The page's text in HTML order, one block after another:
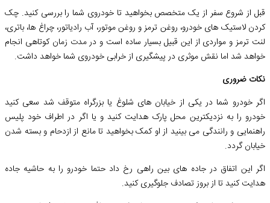
قبل از شروع سفر از یک متخصص بخواهید تا خودروی شما را بررسی کنید. چک
کردن لاستیک های خودرو، روغن ترمز و روغن موتور، آب رادیاتور، چراغ ها، باتری،
لنت ترمز و مواردی از این قبیل بسیار ساده است و در مدت زمان کوتاهی انجام
خواهد شد اما نقش موثری در پیشگیری از خرابی خودروی شما خواهد داشت.
نکات ضروری
اگر خودرو شما در یکی از خیابان های شلوغ یا بزرگراه متوقف شد سعی کنید
خودرو را به نزدیکترین محل پارک هدایت کنید و یا اگر در اطراف خود پلیس
راهنمایی و رانندگی می بینید از او کمک بخواهید تا مانع از ازدحام و بسته شدن
خیابان گردد.
اگر این اتفاق در جاده های بین راهی رخ داد حتما خودرو را به حاشیه جاده
هدایت کنید تا از بروز تصادف جلوگیری کنید.